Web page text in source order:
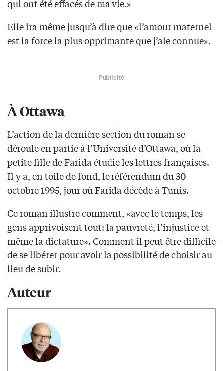
qui ont été effacés de ma vie.»
Elle ira même jusqu’à dire que «l’amour maternel
est la force la plus opprimante que j’aie connue».
Publicité
À Ottawa
L’action de la dernière section du roman se
déroule en partie à l’Université d’Ottawa, où la
petite fille de Farida étudie les lettres françaises.
Il y a, en toile de fond, le référendum du 30
octobre 1995, jour où Farida décède à Tunis.
Ce roman illustre comment, «avec le temps, les
gens apprivoisent tout: la pauvreté, l’injustice et
même la dictature». Comment il peut être difficile
de se libérer pour avoir la possibilité de choisir au
lieu de subir.
Auteur